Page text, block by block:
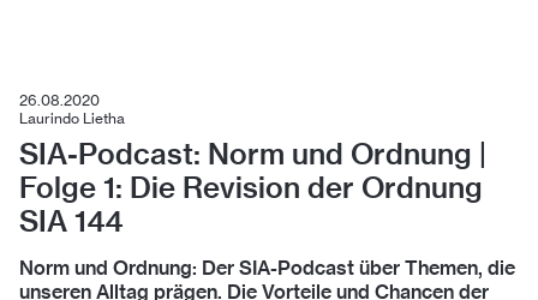
26.08.2020
Laurindo Lietha
SIA-Podcast: Norm und Ordnung |
Folge 1: Die Revision der Ordnung
SIA 144
Norm und Ordnung: Der SIA-Podcast über Themen, die
unseren Alltag prägen. Die Vorteile und Chancen der